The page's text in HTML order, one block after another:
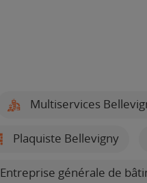
Multiservices
Plaquiste Bellevigny
Entreprise générale de